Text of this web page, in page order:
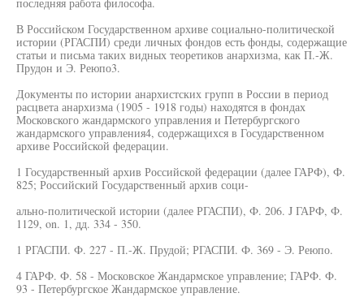
В Российском Государственном архиве социально-политической
истории (РГАСПИ) среди личных фондов есть фонды, содержащие
статьи и письма таких видных теоретиков анархизма, как П.-Ж.
Прудон и Э. Реюпо3.
Документы по истории анархистских групп в России в период
расцвета анархизма (1905 - 1918 годы) находятся в фондах
Московского жандармского управления и Петербургского
жандармского управления4, содержащихся в Государственном
архиве Российской федерации.
1 Государственный архив Российской федерации (далее ГАРФ), Ф.
825; Российский Государственный архив соци-
ально-политической истории (далее РГАСПИ), Ф. 206. J ГАРФ, Ф.
1129, on. 1, дд. 334 - 350.
1 РГАСПИ. Ф. 227 - П.-Ж. Прудой; РГАСПИ. Ф. 369 - Э. Реюпо.
4 ГАРФ. Ф. 58 - Московское Жандармское управление; ГАРФ. Ф.
93 - Петербургское Жандармское управление.